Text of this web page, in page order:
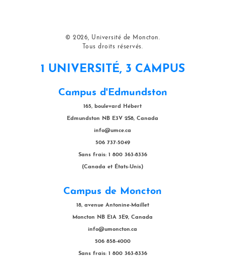
© 2026, Université de Moncton.
Tous droits réservés.
1 UNIVERSITÉ, 3 CAMPUS
Campus d'Edmundston
165, boulevard Hébert
Edmundston NB E3V 2S8, Canada
info@umce.ca
506 737-5049
Sans frais: 1 800 363-8336
(Canada et États-Unis)
Campus de Moncton
18, avenue Antonine-Maillet
Moncton NB E1A 3E9, Canada
info@umoncton.ca
506 858-4000
Sans frais: 1 800 363-8336